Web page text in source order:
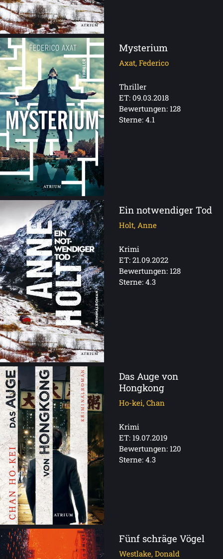
Mysterium
Axat, Federico
Thriller
ET: 09.03.2018
Bewertungen: 128
Sterne: 4.1
Ein notwendiger Tod
Holt, Anne
Krimi
ET: 21.09.2022
Bewertungen: 128
Sterne: 4.3
Das Auge von
Hongkong
Ho-kei, Chan
Krimi
ET: 19.07.2019
Bewertungen: 120
Sterne: 4.3
Fünf schräge Vögel
Westlake, Donald